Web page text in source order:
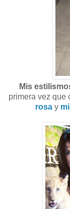
Mis
primera vez que
rosa y